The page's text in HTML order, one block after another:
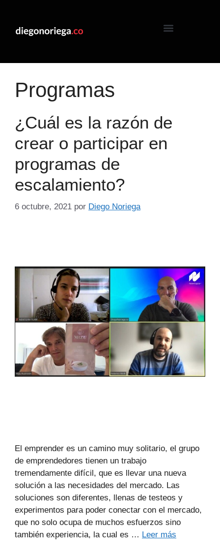
Programas
¿Cuál es la razón de
crear o participar en
programas de
escalamiento?
6 octubre, 2021 por Diego Noriega
El emprender es un camino muy solitario, el grupo
de emprendedores tienen un trabajo
tremendamente difícil, que es llevar una nueva
solución a las necesidades del mercado. Las
soluciones son diferentes, llenas de testeos y
experimentos para poder conectar con el mercado,
que no solo ocupa de muchos esfuerzos sino
también experiencia, la cual es … Leer más